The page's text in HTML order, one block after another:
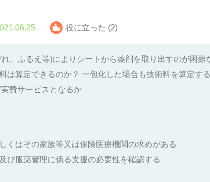
役に立った (2)
、ふるえ等)によりシートから薬剤を取り出すのが困
は算定できるのか？ 一包化した場合も技術料を算定す
費サービスとなるか
くはその家族等又は保険医療機関の求めがある
び服薬管理に係る支援の必要性を確認する